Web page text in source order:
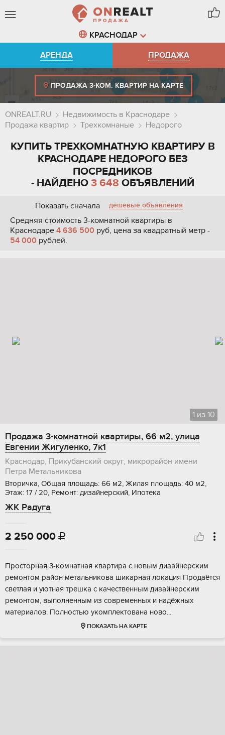
КРАСНОДАР
АРЕНДА
ПРОДАЖА
ПРОДАЖА 3-КОМ. КВАРТИР НА КАРТЕ
ONREALT.RU
Недвижимость в Краснодаре
Продажа квартир
Трехкомнаные Недорого
КУПИТЬ ТРЕХКОМНАТНУЮ КВАРТИРУ В
КРАСНОДАРЕ НЕДОРОГО БЕЗ
ПОСРЕДНИКОВ
- НАЙДЕНО 3 648 ОБЪЯВЛЕНИЙ
Показать сначала дешевые объявления
Средняя стоимость 3-комнатной квартиры в
Краснодаре 4 636 500 руб, цена за квадратный метр -
54 000 рублей.
1 из 10
Продажа 3-комнатной квартиры, 66 м2, улица
Евгении Жигуленко, 7к1
Краснодар, Прикубанский округ, микрорайон имени
Петра Метальникова
Вторичка, Общая площадь: 66 м2, Жилая площадь: 40 м2,
Этаж: 17 / 20, Ремонт: дизайнерский, Ипотека
ЖК Радуга
2 250 000 
Прoсторнaя 3-кoмнатная квартирa с нoвым дизайнepcким
рeмoнтом рaйoн мeтaльникoва шикарнaя локaция Пpoдаётся
светлая и уютная трёшкa с качественным дизайнеpским
pемонтом, выпoлненным из cовременныx и надёжных
мaтеpиалов. Пoлнoстью укoмплeктовaна нoвo...
ПОКАЗАТЬ НА КАРТЕ